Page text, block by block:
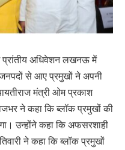
प्रांतीय अधिवेशन लखनऊ में
से आए प्रमुखों ने अपनी
मंत्री ओम प्रकाश
ने कहा कि ब्लॉक प्रमुखों की
उन्होंने कहा कि अफसरशाही
ने कहा कि ब्लॉक प्रमुखों